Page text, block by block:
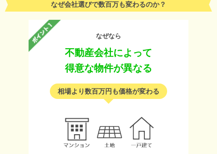
なぜ会社選びで数百万も変わるのか？
なぜなら
不動産会社によって
得意な物件が異なる
相場より数百万円も価格が変わる